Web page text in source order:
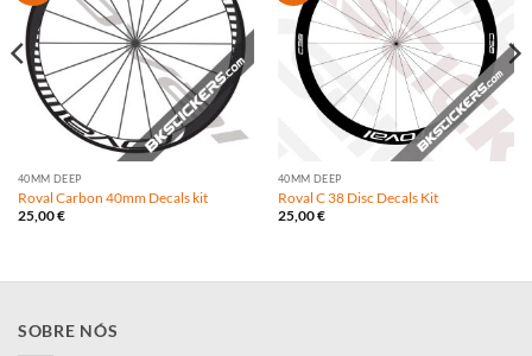
40MM DEEP
Roval Carbon 40mm Decals kit
25,00€
40MM DEEP
Roval C 38 Disc Decals Kit
25,00€
SOBRE NÓS